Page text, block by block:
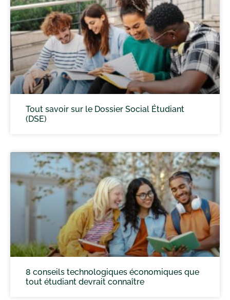
Tout savoir sur le Dossier Social Étudiant
(DSE)
8 conseils technologiques économiques que
tout étudiant devrait connaître